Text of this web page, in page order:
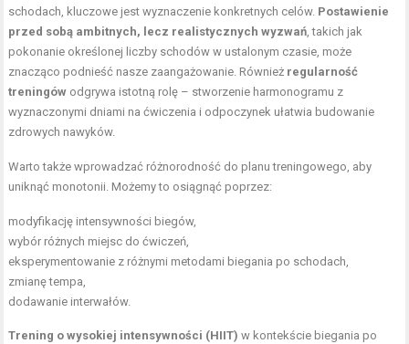
schodach, kluczowe jest wyznaczenie konkretnych celów. Postawienie
przed sobą ambitnych, lecz realistycznych wyzwań, takich jak
pokonanie określonej liczby schodów w ustalonym czasie, może
znacząco podnieść nasze zaangażowanie. Również regularność
treningów odgrywa istotną rolę – stworzenie harmonogramu z
wyznaczonymi dniami na ćwiczenia i odpoczynek ułatwia budowanie
zdrowych nawyków.
Warto także wprowadzać różnorodność do planu treningowego, aby
uniknąć monotonii. Możemy to osiągnąć poprzez:
modyfikację intensywności biegów,
wybór różnych miejsc do ćwiczeń,
eksperymentowanie z różnymi metodami biegania po schodach,
zmianę tempa,
dodawanie interwałów.
Trening o wysokiej intensywności (HIIT) w kontekście biegania po